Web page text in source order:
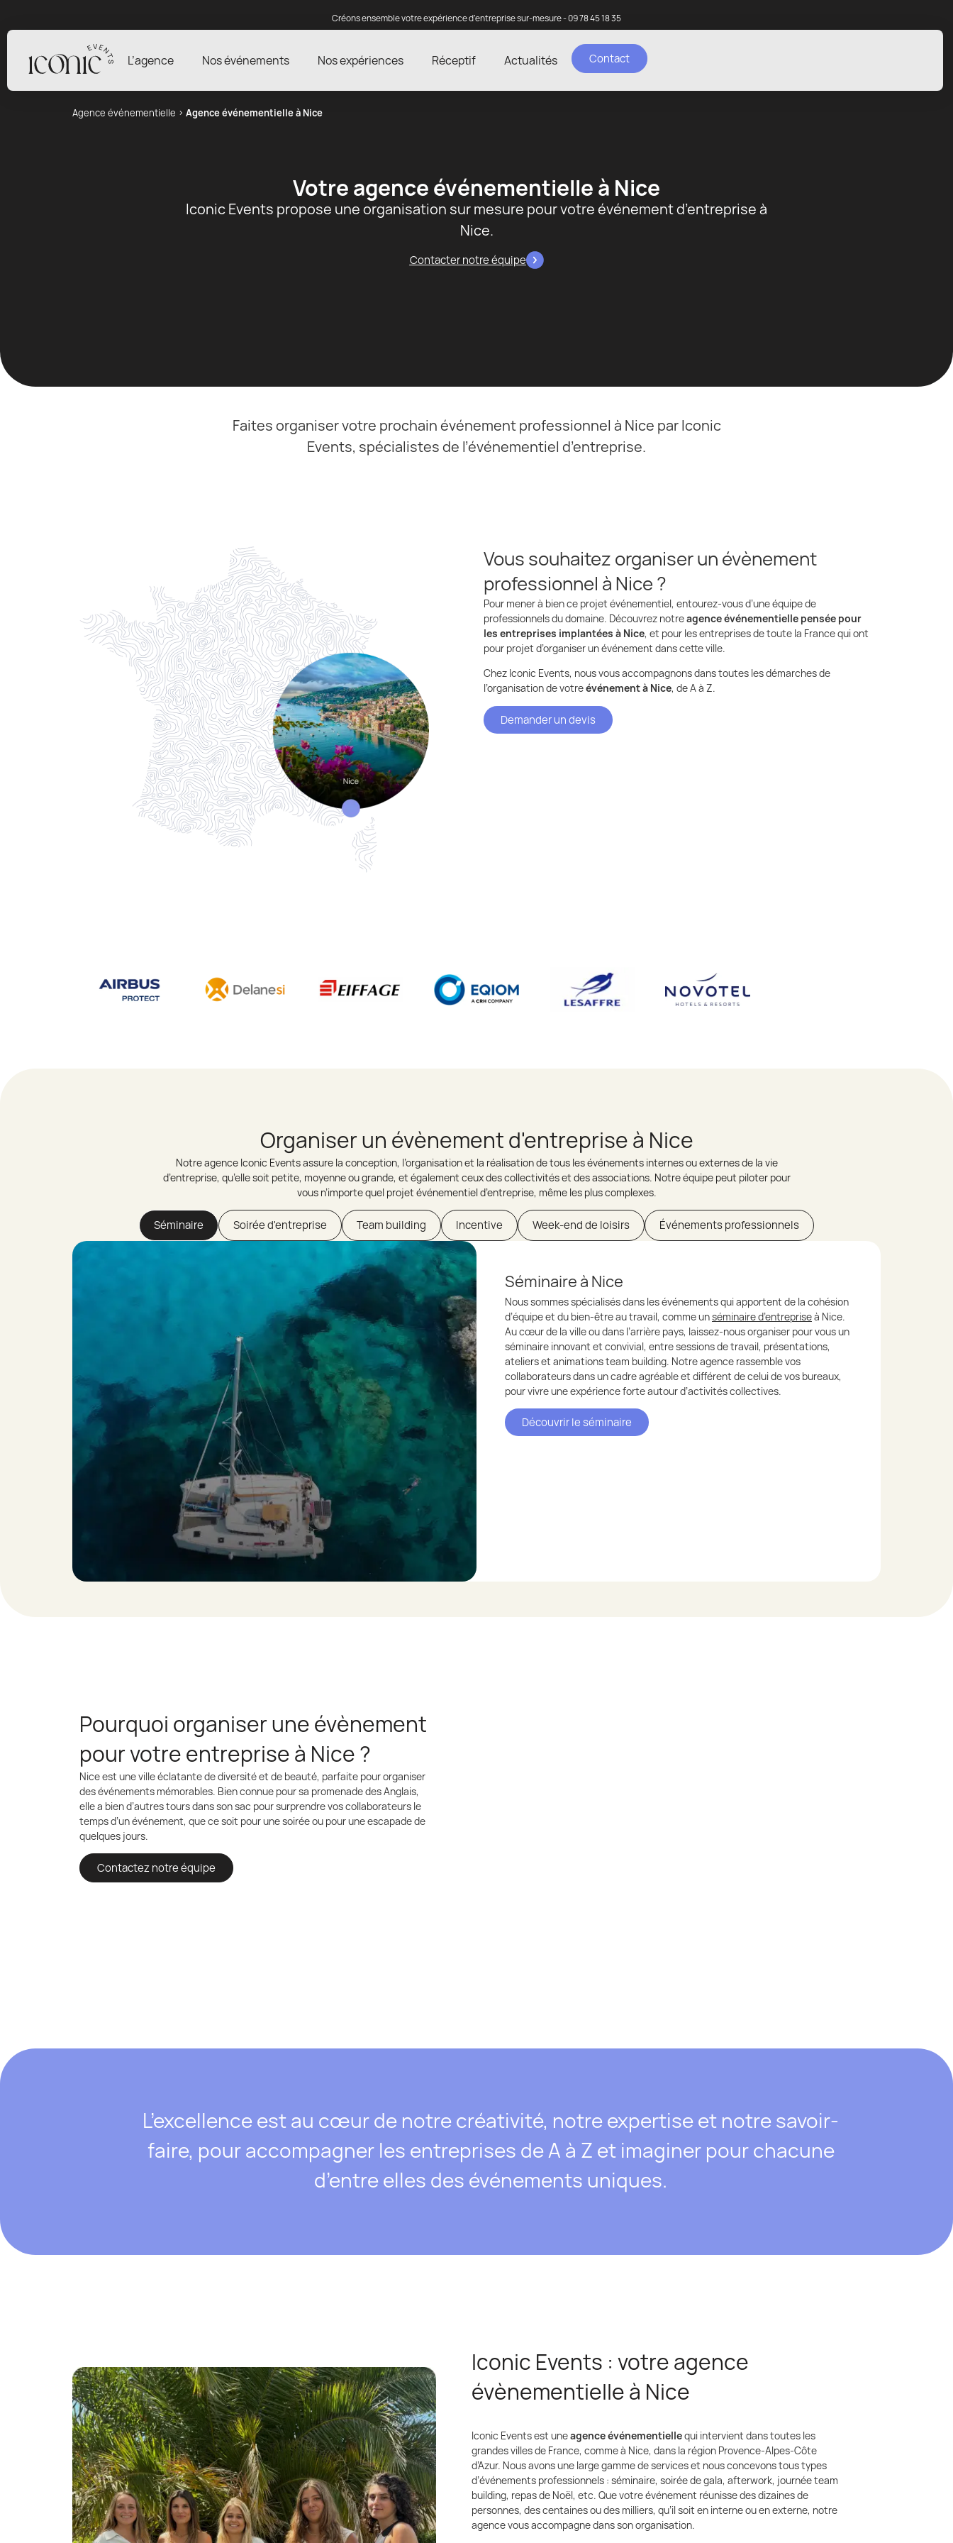
Créons ensemble votre expérience d’entreprise sur-mesure - 09 78 45 18 35
L’agence Nos événements Nos expériences Réceptif Actualités Contact
Agence événementielle › Agence événementielle à Nice
Votre agence événementielle à Nice
Iconic Events propose une organisation sur mesure pour votre événement d’entreprise à
Nice.
Contacter notre équipe
Faites organiser votre prochain événement professionnel à Nice par Iconic
Events, spécialistes de l’événementiel d’entreprise.
Vous souhaitez organiser un évènement
professionnel à Nice ?
Pour mener à bien ce projet événementiel, entourez-vous d’une équipe de
professionnels du domaine. Découvrez notreagence événementielle pensée pour
les entreprises implantées à Nice, et pour les entreprises de toute la France qui ont
pour projet d’organiser un événement dans cette ville.
Chez Iconic Events, nous vous accompagnons dans toutes les démarches de
l’organisation de votreévénement à Nice, de A à Z.
Demander un devis
Organiser un évènement d'entreprise à Nice
Notre agence Iconic Events assure la conception, l’organisation et la réalisation de tous les événements internes ou externes de la vie
d’entreprise, qu’elle soit petite, moyenne ou grande, et également ceux des collectivités et des associations. Notre équipe peut piloter pour
vous n’importe quel projet événementiel d’entreprise, même les plus complexes.
Séminaire Soirée d'entreprise Team building Incentive Week-end de loisirs Événements professionnels
Séminaire à Nice
Nous sommes spécialisés dans les événements qui apportent de la cohésion
d’équipe et du bien-être au travail, comme unséminaire d’entrepriseà Nice.
Au cœur de la ville ou dans l’arrière pays, laissez-nous organiser pour vous un
séminaire innovant et convivial, entre sessions de travail, présentations,
ateliers et animations team building. Notre agence rassemble vos
collaborateurs dans un cadre agréable et différent de celui de vos bureaux,
pour vivre une expérience forte autour d’activités collectives.
Découvrir le séminaire
Pourquoi organiser une évènement
pour votre entreprise à Nice ?
Nice est une ville éclatante de diversité et de beauté, parfaite pour organiser
des événements mémorables. Bien connue pour sa promenade des Anglais,
elle a bien d’autres tours dans son sac pour surprendre vos collaborateurs le
temps d’un événement, que ce soit pour une soirée ou pour une escapade de
quelques jours.
Contactez notre équipe
L’excellence est au cœur de notre créativité, notre expertise et notre savoir-
faire, pour accompagner les entreprises de A à Z et imaginer pour chacune
d’entre elles des événements uniques.
Iconic Events : votre agence
évènementielle à Nice
Iconic Events est uneagence événementiellequi intervient dans toutes les
grandes villes de France, comme à Nice, dans la région Provence-Alpes-Côte
d’Azur. Nous avons une large gamme de services et nous concevons tous types
d’événements professionnels : séminaire, soirée de gala, afterwork, journée team
building, repas de Noël, etc. Que votre événement réunisse des dizaines de
personnes, des centaines ou des milliers, qu’il soit en interne ou en externe, notre
agence vous accompagne dans son organisation.